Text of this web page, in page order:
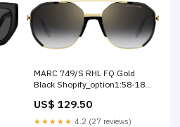
MARC 749/S RHL FQ Gold
Black Shopify_option1:58-18-
US$ 129.50
★★★★★ 4.2 (27 reviews)